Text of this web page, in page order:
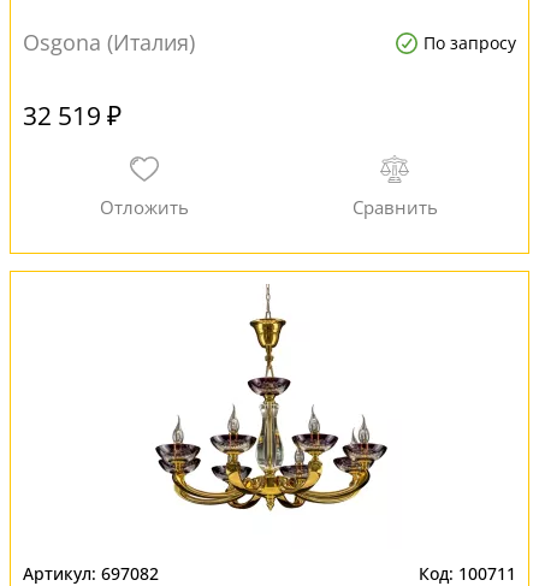
Osgona (Италия) По запросу
32 519 ₽
697082 100711